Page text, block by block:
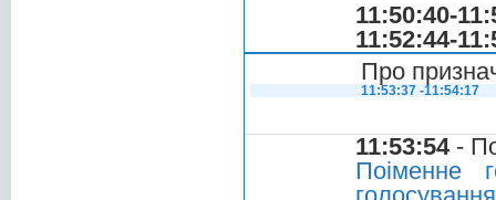
11:50:40-
11:52:44-
Про
11:53:37 -11:54:17
11:53:54-
Поіменне